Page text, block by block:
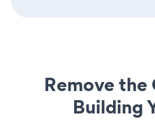
Remove the
Building